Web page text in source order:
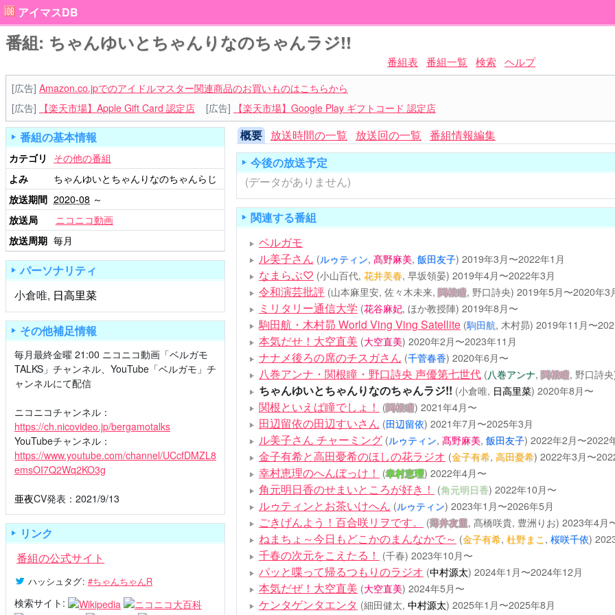
アイマスDB
番組: ちゃんゆいとちゃんりなのちゃんラジ!!
番組表 番組一覧 検索 ヘルプ
[広告] Amazon.co.jpでのアイドルマスター関連商品のお買いものはこちらから
[広告]
【楽天市場】Apple Gift Card 認定店 [広告] 【楽天市場】Google Play ギフトコード 認定店
概要 放送時間の一覧 放送回の一覧 番組情報編集
今後の放送予定
(データがありません)
関連する番組
ベルガモ
ル美子さん (ルゥティン, 髙野麻美, 飯田友子) 2019年3月〜2022年1月
なまらぶ♡ (小山百代, 花井美春, 早坂領晏) 2019年4月〜2022年3月
令和演芸批評 (山本麻里安, 佐々木未来,関根瞳, 野口詩央) 2019年5月〜2020年3
ミリタリー通信大学 (花谷麻妃, ほか教授陣) 2019年8月〜
駒田航・木村昴 World Ving Ving Satellite (駒田航, 木村昴) 2019年11月〜
本気だせ！大空直美 (大空直美) 2020年2月〜2023年11月
ナナメ後ろの席のチスガさん (千菅春香) 2020年6月〜
八巻アンナ・関根瞳・野口詩央 声優第七世代 (八巻アンナ,関根瞳, 野口詩
ちゃんゆいとちゃんりなのちゃんラジ!! (小倉唯, 日高里菜) 2020年8月〜
関根といえば瞳でしょ！ (関根瞳) 2021年4月〜
田辺留依の田辺すいさん (田辺留依) 2021年7月〜2025年3月
ル美子さん チャーミング (ルゥティン, 髙野麻美, 飯田友子) 2022年2月〜2022
金子有希と高田憂希のほしの花ラジオ (金子有希, 高田憂希) 2022年3月〜
幸村恵理のへんぼっけ！ (幸村恵理) 2022年4月〜
角元明日香のせまいところが好き！ (角元明日香) 2022年10月〜
ルゥティンとお茶いけへん (ルゥティン) 2023年1月〜2026年5月
ごきげんよう！百合咲リヲです。 (薄井友里, 髙橋咲貴, 豊洲りお) 2023年4月
ねまちょ～今日もどこかのまんなかで～ (金子有希, 杜野まこ , 桜咲千依)
千春の次元をこえたる！ (千春) 2023年10月〜
パッと喋って帰るつもりのラジオ (中村源太) 2024年1月〜2024年12月
本気だぜ！大空直美 (大空直美) 2024年5月〜
ケンタゲンタエンタ (細田健太, 中村源太) 2025年1月〜2025年8月
番組の基本情報
カテゴリ
その他の番組
よみ
ちゃんゆいとちゃんりなのちゃんらじ
放送期間 2020-08 ～
放送局
ニコニコ動画
放送周期 毎月
パーソナリティ
小倉唯, 日高里菜
その他補足情報
毎月最終金曜 21:00 ニコニコ動画「ベルガモ
TALKS」チャンネル、YouTube「ベルガモ」チ
ャンネルにて配信
ニコニコチャンネル：
https://ch.nicovideo.jp/bergamotalks
YouTubeチャンネル：
https://www.youtube.com/channel/UCcfDMZL8
emsOI7Q2Wq2KO3g
亜夜CV発表：2021/9/13
リンク
番組の公式サイト
ハッシュタグ: #ちゃんちゃんR
検索サイト: